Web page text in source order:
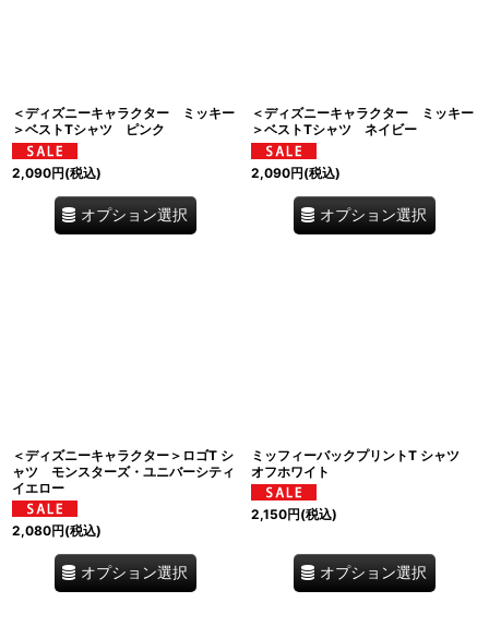
＜ディズニーキャラクター ミッキー
＞ベストTシャツ ピンク
2,090円(税込)
オプション選択
＜ディズニーキャラクター ミッキー
＞ベストTシャツ ネイビー
2,090円(税込)
オプション選択
＜ディズニーキャラクター＞ロゴT シ
ャツ モンスターズ・ユニバーシティ
イエロー
2,080円(税込)
オプション選択
ミッフィーバックプリントT シャツ
オフホワイト
2,150円(税込)
オプション選択